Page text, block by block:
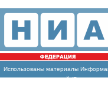
Использованы материалы
массовых коммуникаций